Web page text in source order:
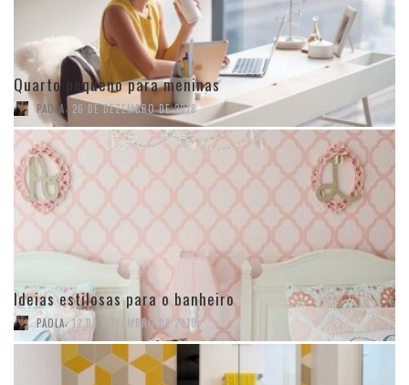
Quarto pequeno para meninas
PAOLA, 26 DE DEZEMBRO DE 2018
Ideias estilosas para o banheiro
PAOLA, 12 DE NOVEMBRO DE 2018